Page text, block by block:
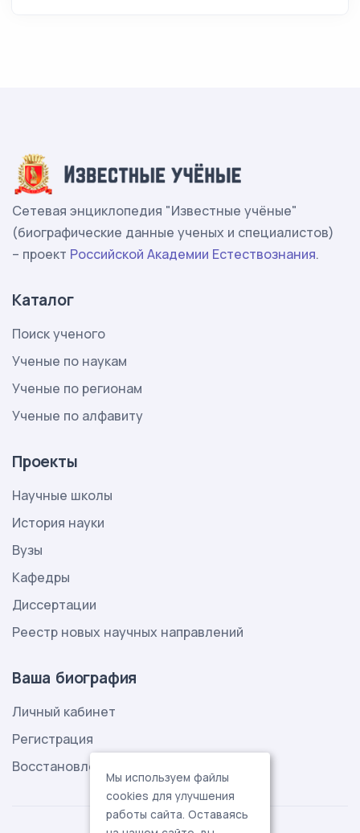
Сетевая энциклопедия "Известные учёные"
(биографические данные ученых и специалистов)
– проект Российской Академии Естествознания.
Каталог
Поиск ученого
Ученые по наукам
Ученые по регионам
Ученые по алфавиту
Проекты
Научные школы
История науки
Вузы
Кафедры
Диссертации
Реестр новых научных направлений
Ваша биография
Личный кабинет
Регистрация
Восстановление пароля
Мы используем файлы
cookies для улучшения
работы сайта. Оставаясь